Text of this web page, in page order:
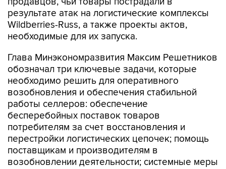
результате атак на логистические комплексы
Wildberries-Russ, а также проекты актов,
необходимые для их запуска.
Глава Минэкономразвития Максим Решетников
обозначал три ключевые задачи, которые
необходимо решить для оперативного
возобновления и обеспечения стабильной
работы селлеров: обеспечение
бесперебойных поставок товаров
потребителям за счет восстановления и
перестройки логистических цепочек; помощь
поставщикам и производителям в
возобновлении деятельности; системные меры